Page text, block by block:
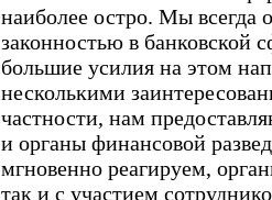
наиболее остро. Мы всегда
законностью в банковской
большие усилия на этом
несколькими
частности, нам
и органы финансовой
мгновенно реагируем,
так и с участием